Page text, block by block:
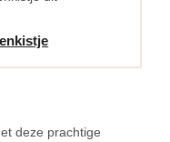
deze prachtige